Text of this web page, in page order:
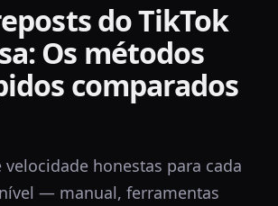
do TikTok
Os métodos
comparados
velocidade honestas para cada
— manual, ferramentas